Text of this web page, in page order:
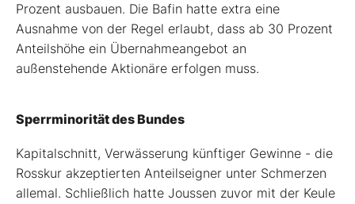
Prozent ausbauen. Die Bafin hatte extra eine
Ausnahme von der Regel erlaubt, dass ab 30 Prozent
Anteilshöhe ein Übernahmeangebot an
außenstehende Aktionäre erfolgen muss.
Sperrminorität des Bundes
Kapitalschnitt, Verwässerung künftiger Gewinne - die
Rosskur akzeptierten Anteilseigner unter Schmerzen
allemal. Schließlich hatte Joussen zuvor mit der Keule